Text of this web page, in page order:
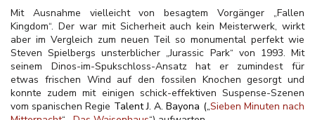
Mit Ausnahme vielleicht von besagtem Vorgänger „Fallen
Kingdom“. Der war mit Sicherheit auch kein Meisterwerk, wirkt
aber im Vergleich zum neuen Teil so monumental perfekt wie
Steven Spielbergs unsterblicher „Jurassic Park“ von 1993. Mit
seinem Dinos-im-Spukschloss-Ansatz hat er zumindest für
etwas frischen Wind auf den fossilen Knochen gesorgt und
konnte zudem mit einigen schick-effektiven Suspense-Szenen
vom spanischen Regie TalentJ. A. Bayona („Sieben Minuten nach